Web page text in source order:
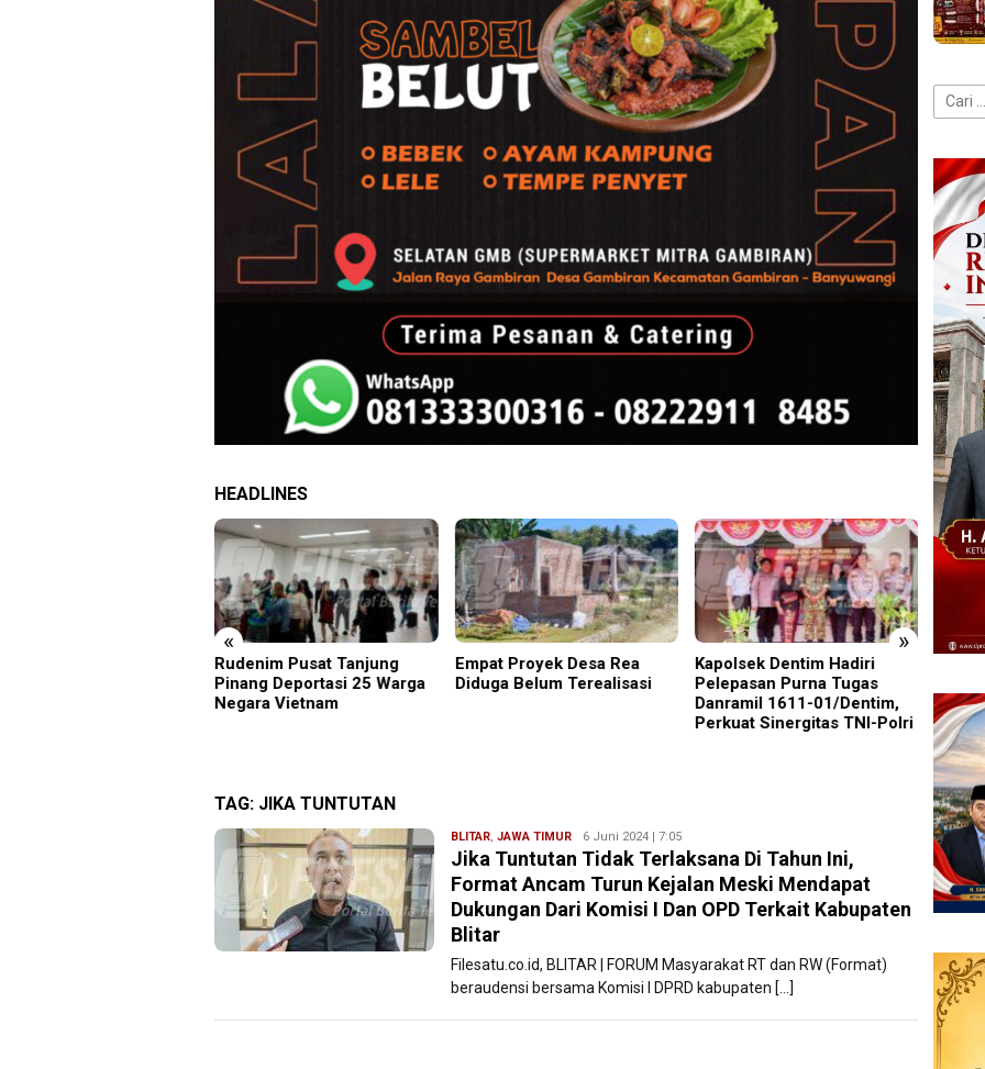
HEADLINES
« »
Rudenim Pusat Tanjung
Pinang Deportasi 25 Warga
Negara Vietnam
Empat Proyek Desa Rea
Diduga Belum Terealisasi
Kapolsek Dentim Hadiri
Pelepasan Purna Tugas
Danramil 1611-01/Dentim,
Perkuat Sinergitas TNI-Polri
TAG: JIKA TUNTUTAN
BLITAR, JAWA TIMUR Ryan
Karawang
6 Juni 2024 | 7:05
Jika Tuntutan Tidak Terlaksana Di Tahun Ini,
Format Ancam Turun Kejalan Meski Mendapat
Dukungan Dari Komisi I Dan OPD Terkait Kabupaten
Blitar
Filesatu.co.id, BLITAR | FORUM Masyarakat RT dan RW (Format)
beraudensi bersama Komisi I DPRD kabupaten […]
Cari
untuk: